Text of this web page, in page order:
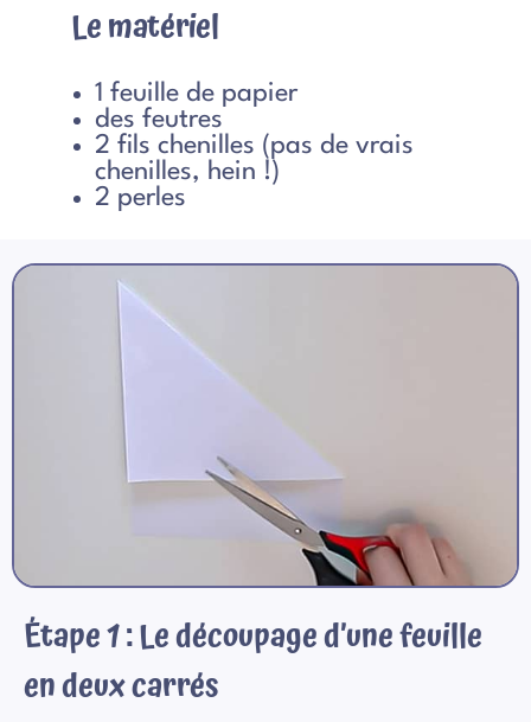
Le matériel
1 feuille de papier
des feutres
2 fils chenilles (pas de vrais
chenilles, hein !)
2 perles
Étape 1 : Le découpage d’une feuille
en deux carrés